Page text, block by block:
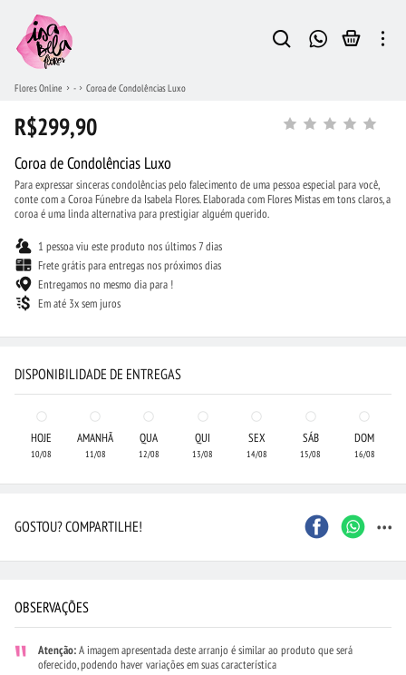
Flores Online - Coroa de Condolências Luxo
R$299,90
Coroa de Condolências Luxo
Para expressar sinceras condolências pelo falecimento de uma pessoa especial para você,
conte com a Coroa Fúnebre da Isabela Flores. Elaborada com Flores Mistas em tons claros, a
coroa é uma linda alternativa para prestigiar alguém querido.
1 pessoa viu este produto nos últimos 7 dias
Frete grátis para entregas nos próximos dias
Entregamos no mesmo dia para !
Em até 3x sem juros
DISPONIBILIDADE DE ENTREGAS
HOJE
10/08
AMANHÃ
11/08
QUA
12/08
QUI
13/08
SEX
14/08
SÁB
15/08
DOM
16/08
GOSTOU? COMPARTILHE! ...
OBSERVAÇÕES
Atenção:A imagem apresentada deste arranjo é similar ao produto que será
oferecido, podendo haver variações em suas característica